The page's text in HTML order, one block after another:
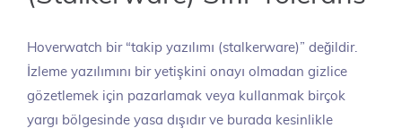
Hoverwatch bir “takip yazılımı (stalkerware)” değildir.
İzleme yazılımını bir yetişkini onayı olmadan gizlice
gözetlemek için pazarlamak veya kullanmak birçok
yargı bölgesinde yasa dışıdır ve burada kesinlikle